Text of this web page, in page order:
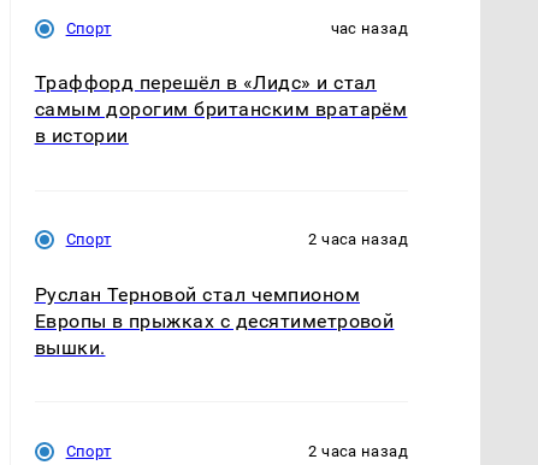
Спорт час назад
Траффорд перешёл в «Лидс» и стал
самым дорогим британским вратарём
в истории
Спорт 2 часа назад
Руслан Терновой стал чемпионом
Европы в прыжках с десятиметровой
вышки.
Спорт 2 часа назад